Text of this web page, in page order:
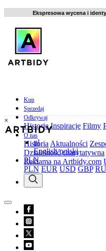
Ekspresowa wycena i
Kup
Sprzedaj
Odkrywaj
Historie Inspiracje Filmy
O nas
Historia Aktualności
Działalność charytatywna
Reklama na Artbidy.com
×
pl
Englishpolski
PLN
PLN EUR USD GBP